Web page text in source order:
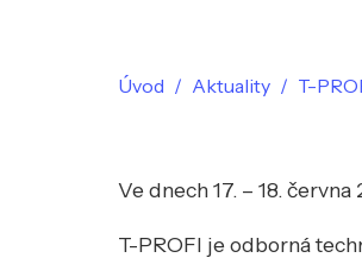
Úvod Aktuality T-
Ve dnech 17. – 18.
T-PROFI je odborná